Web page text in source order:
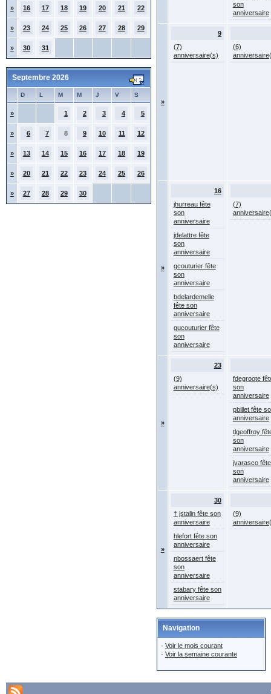
» 16 17 18 19 20 21 22
» 23 24 25 26 27 28 29
» 30 31
Septembre 2026
D L M M J V S
» 1 2 3 4 5
» 6 7 8 9 10 11 12
» 13 14 15 16 17 18 19
» 20 21 22 23 24 25 26
» 27 28 29 30
son
anniversaire
»
9
(7)
anniversaire(s)
(6)
»
16
jhurreau fête
son
anniversaire
jdelattre fête
son
anniversaire
gcouturier fête
son
anniversaire
bdelardemelle
fête son
anniversaire
gucouturier fête
son
anniversaire
(7)
»
23
(9)
anniversaire(s)
fdegroote
son
anniversaire
pbillet fête
anniversaire
tlgeoffroy
son
anniversaire
jvarasco fête
son
anniversaire
»
30
† jstalin fête son
anniversaire
hlefort fête son
anniversaire
nbossaert fête
son
anniversaire
stabary fête son
anniversaire
(9)
Navigation
· Voir le mois courant
· Voir la semaine courante